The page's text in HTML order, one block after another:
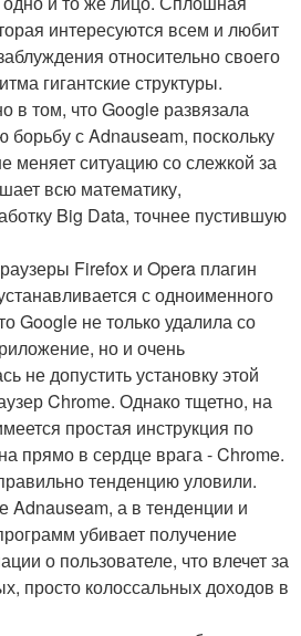
интересуются всем и любит
относительно своего
гигантские структуры.
в том, что Google развязала
борьбу с Adnauseam, поскольку
меняет ситуацию со слежкой за
всю математику,
Big Data, точнее пустившую
Firefox и Opera плагин
с одноименного
Google не только удалила со
но и очень
не допустить установку этой
Chrome. Однако тщетно, на
простая инструкция по
прямо в сердце врага - Chrome.
тенденцию уловили.
Adnauseam, а в тенденции и
убивает получение
о пользователе, что влечет за
просто колоссальных доходов в